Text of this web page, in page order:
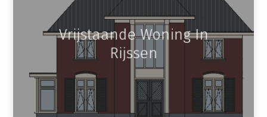
Vrijstaande Woning In
Rijssen